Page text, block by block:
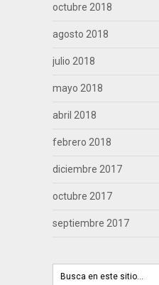
octubre 2018
agosto 2018
julio 2018
mayo 2018
abril 2018
febrero 2018
diciembre 2017
octubre 2017
septiembre 2017